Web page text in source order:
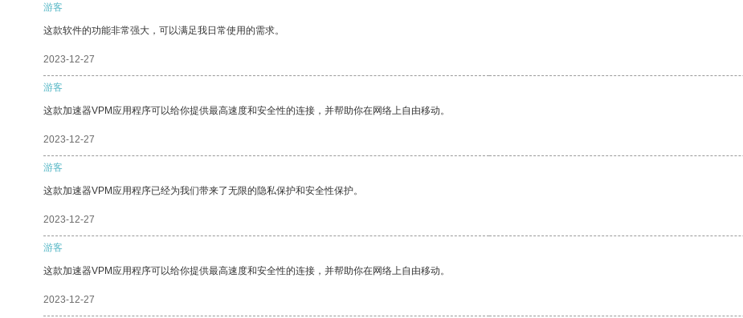
游客
这款软件的功能非常强大，可以满足我日常使用的需求。
2023-12-27
游客
这款加速器VPM应用程序可以给你提供最高速度和安全性的连接，并帮助你在网络上自由移动。
2023-12-27
游客
这款加速器VPM应用程序已经为我们带来了无限的隐私保护和安全性保护。
2023-12-27
游客
这款加速器VPM应用程序可以给你提供最高速度和安全性的连接，并帮助你在网络上自由移动。
2023-12-27